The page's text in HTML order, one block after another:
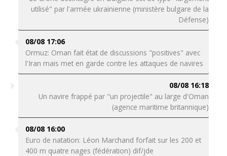
utilisé" par l'armée ukrainienne (ministère bulgare de la
Défense)
08/08 17:06
Ormuz: Oman fait état de discussions "positives" avec
l'Iran mais met en garde contre les attaques de navires
08/08 16:18
Un navire frappé par "un projectile" au large d'Oman
(agence maritime britannique)
08/08 16:00
Euro de natation: Léon Marchand forfait sur les 200 et
400 m quatre nages (fédération) dif/jde